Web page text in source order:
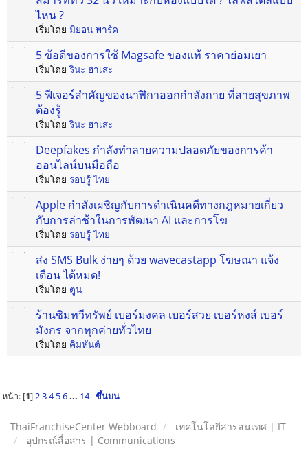
ไหน ?
เริ่มโดย มิยอน พาร์ค
5 ข้อดีของการใช้ Magsafe ของแท้ ราคาย่อมเยา
เริ่มโดยรินะ ฮาเสะ
5 ฟีเจอร์สำคัญของนาฬิกาออกกำลังกาย ที่สายสุขภาพ
ต้องรู้
เริ่มโดยรินะ ฮาเสะ
Deepfakes กำลังทำลายความปลอดภัยของการค้า
ออนไลน์บนมือถือ
เริ่มโดย รอบรู้ ไทย
Apple กำลังเผชิญกับการดำเนินคดีทางกฎหมายเกี่ยว
กับการล่าช้าในการพัฒนา AI และการโฆ
เริ่มโดย รอบรู้ ไทย
ส่ง SMS Bulk ง่ายๆ ด้วย wavecastapp โฆษณา แจ้ง
เตือน ได้หมด!
เริ่มโดย ตูน
ร้านซิมทวีทรัพย์ เบอร์มงคล เบอร์สวย เบอร์หงส์ เบอร์
มังกร จากทุกค่ายทั่วไทย
เริ่มโดย คิมหันต์
หน้า: [1]2 3 4 5 6 ... 14 ขึ้นบน
ThaiFranchiseCenter Webboard
เทคโนโลยีสารสนเทศ | IT
อุปกรณ์สื่อสาร | Communications